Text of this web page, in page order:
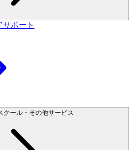
サポート
クール・その他サービス